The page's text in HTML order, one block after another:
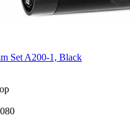
Set A200-1, Black